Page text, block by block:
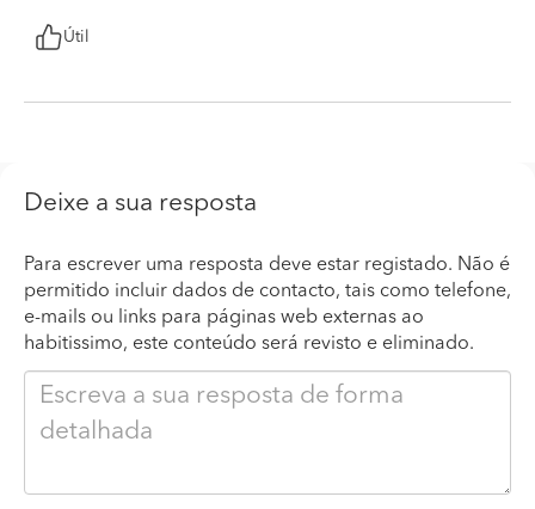
Útil
Deixe a sua resposta
Para escrever uma resposta deve estar registado. Não é
permitido incluir dados de contacto, tais como telefone,
e-mails ou links para páginas web externas ao
habitissimo, este conteúdo será revisto e eliminado.